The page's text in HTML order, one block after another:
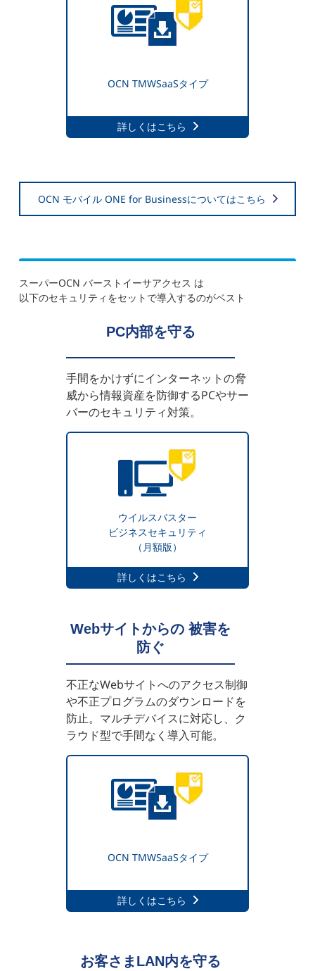
OCN TMWSaaSタイプ
詳しくはこちら
OCN モバイル ONE for Businessについてはこちら
スーパーOCN バーストイーサアクセス は
以下のセキュリティをセットで導入するのがベスト
PC内部を守る
手間をかけずにインターネットの脅
威から情報資産を防御するPCやサー
バーのセキュリティ対策。
ウイルスバスター
ビジネスセキュリティ
（月額版）
詳しくはこちら
Webサイトからの被害を
防ぐ
不正なWebサイトへのアクセス制御
や不正プログラムのダウンロードを
防止。マルチデバイスに対応し、ク
ラウド型で手間なく導入可能。
OCN TMWSaaSタイプ
詳しくはこちら
お客さまLAN内を守る